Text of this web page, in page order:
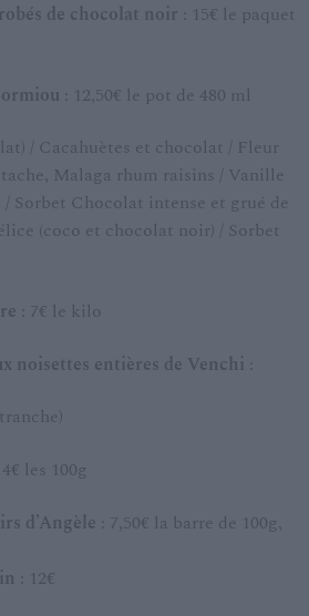
de chocolat noir : 15€ le paquet
: 12,50€ le pot de 480 ml
/ Cacahuètes et chocolat / Fleur
Malaga rhum raisins / Vanille
Sorbet Chocolat intense et grué de
(coco et chocolat noir) / Sorbet
: 7€ le kilo
noisettes entières de Venchi
les 100g
d’Angèle : 7,50€ la barre de 100g,
: 12€